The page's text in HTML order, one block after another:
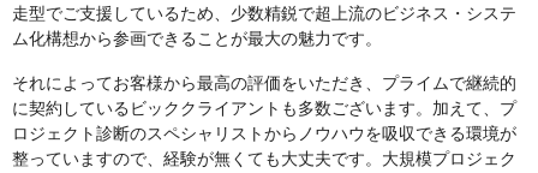
走型でご支援しているため、少数精鋭で超上流のビジネス・システ
ム化構想から参画できることが最大の魅力です。
それによってお客様から最高の評価をいただき、プライムで継続的
に契約しているビッククライアントも多数ございます。加えて、プ
ロジェクト診断のスペシャリストからノウハウを吸収できる環境が
整っていますので、経験が無くても大丈夫です。大規模プロジェク